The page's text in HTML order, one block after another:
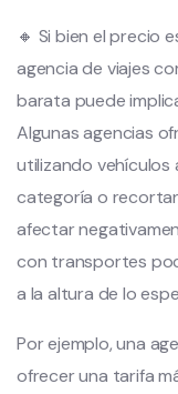
🔸 Si bien el precio
agencia de viajes
barata puede
Algunas agencias
utilizando vehículos
categoría o
afectar
con transportes
a la altura de lo
Por ejemplo, una
ofrecer una tarifa